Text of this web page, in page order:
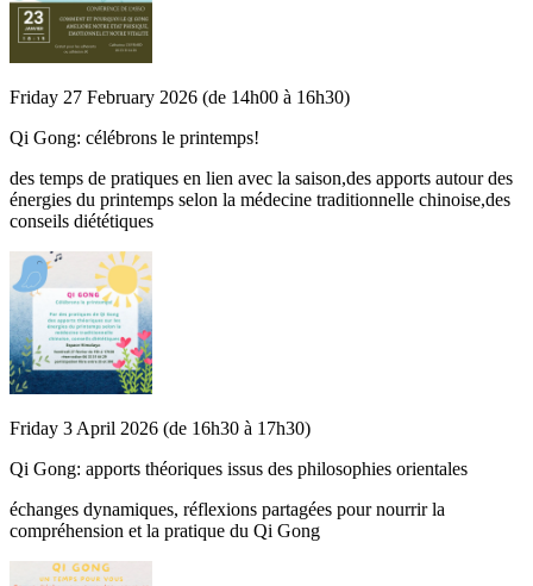
Friday 27 February 2026 (de 14h00 à 16h30)
Qi Gong: célébrons le printemps!
des temps de pratiques en lien avec la saison,des apports autour des
énergies du printemps selon la médecine traditionnelle chinoise,des
conseils diététiques
Friday 3 April 2026 (de 16h30 à 17h30)
Qi Gong: apports théoriques issus des philosophies orientales
échanges dynamiques, réflexions partagées pour nourrir la
compréhension et la pratique du Qi Gong